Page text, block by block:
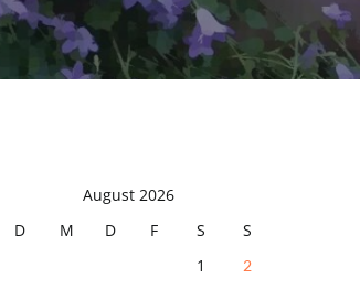
August 2026
D M D F S
S
1
2